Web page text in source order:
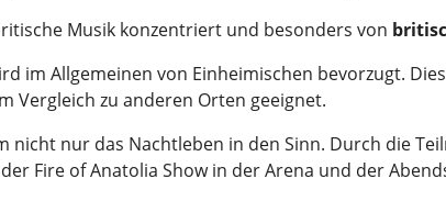
Musik konzentriert und besonders von
im Allgemeinen von Einheimischen bevorzugt.
Vergleich zu anderen Orten geeignet.
nur das Nachtleben in den Sinn. Durch die
Fire of Anatolia Show in der Arena und der